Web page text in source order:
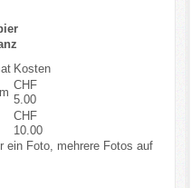
Kosten
CHF
5.00
CHF
10.00
ein Foto, mehrere Fotos auf